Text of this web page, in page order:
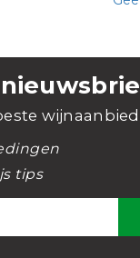
tips